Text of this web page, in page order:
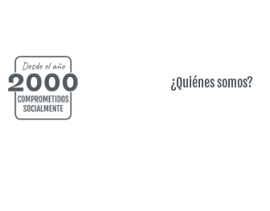
¿Quiénes somos?